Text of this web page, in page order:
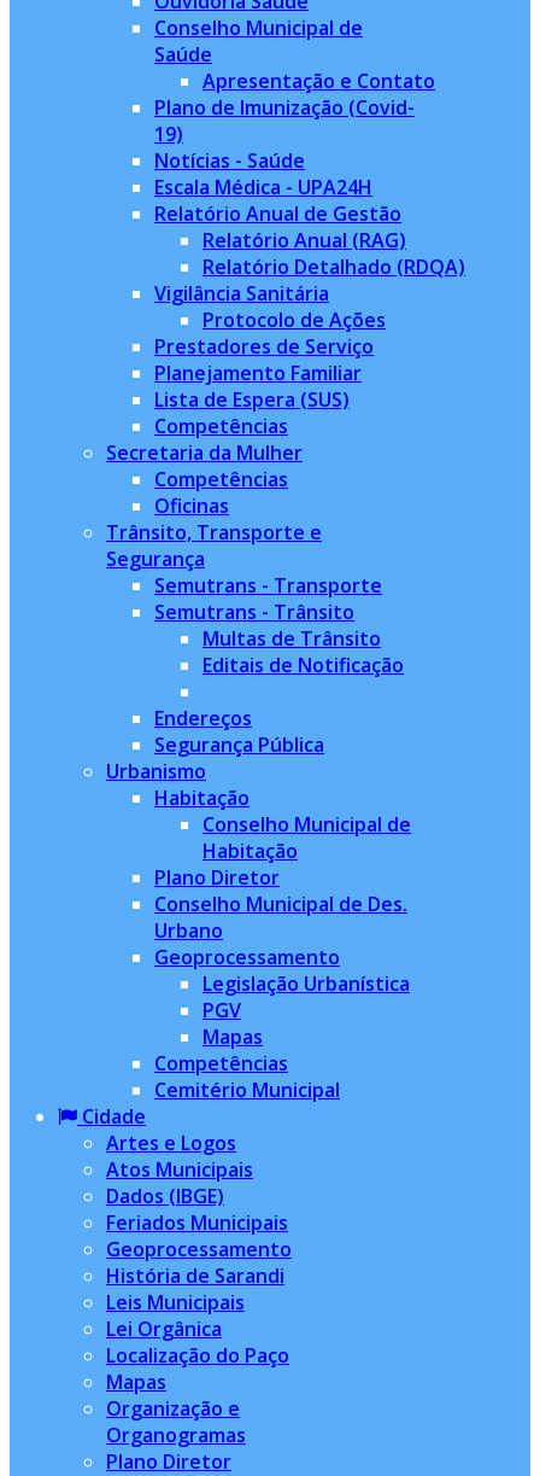
Conselho Municipal de
Saúde
Apresentação e Contato
Plano de Imunização (Covid-
19)
Notícias - Saúde
Escala Médica - UPA24H
Relatório Anual de Gestão
Relatório Anual (RAG)
Relatório Detalhado (RDQA)
Vigilância Sanitária
Protocolo de Ações
Prestadores de Serviço
Planejamento Familiar
Lista de Espera (SUS)
Competências
Secretaria da Mulher
Competências
Oficinas
Trânsito, Transporte e
Segurança
Semutrans - Transporte
Semutrans - Trânsito
Multas de Trânsito
Editais de Notificação
Endereços
Segurança Pública
Urbanismo
Habitação
Conselho Municipal de
Habitação
Plano Diretor
Conselho Municipal de Des.
Urbano
Geoprocessamento
Legislação Urbanística
PGV
Mapas
Competências
Cemitério Municipal
Cidade
Artes e Logos
Atos Municipais
Dados (IBGE)
Feriados Municipais
Geoprocessamento
História de Sarandi
Leis Municipais
Lei Orgânica
Localização do Paço
Mapas
Organização e
Organogramas
Plano Diretor